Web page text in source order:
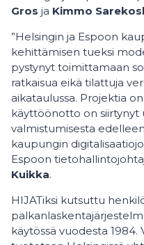
Gros ja Kimmo
”Helsingin ja Espoon
kehittämisen tueksi
pystynyt toimittamaan
ratkaisua eikä tilattuja
aikataulussa. Projektia
käyttöönotto on siirtynyt
valmistumisesta
kaupungin
Espoon
Kuikka.
HIJATiksi kutsuttu
käytössä vuodesta